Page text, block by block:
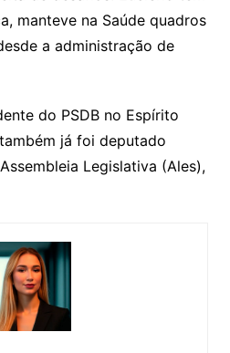
manteve na Saúde quadros
a administração de
do PSDB no Espírito
já foi deputado
Legislativa (Ales),